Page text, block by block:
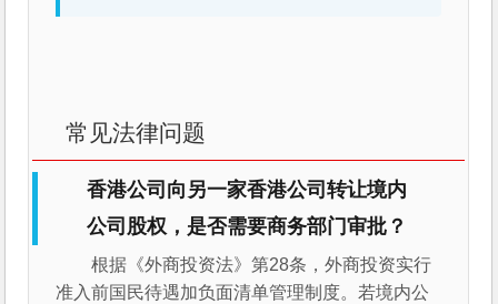
常见法律问题
香港公司向另一家香港公司转让境内
公司股权，是否需要商务部门审批？
根据《外商投资法》第28条，外商投资实行
准入前国民待遇加负面清单管理制度。若境内公